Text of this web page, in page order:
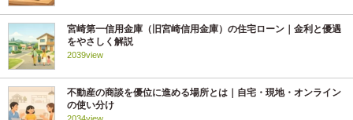
宮崎第一信用金庫（旧宮崎信用金庫）の住宅ローン｜金利と優遇
をやさしく解説
2039view
不動産の商談を優位に進める場所とは｜自宅・現地・オンライン
の使い分け